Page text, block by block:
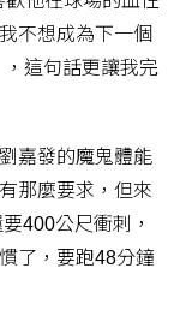
不想成為下一個
這句話更讓我完
嘉發的魔鬼體能
那麼要求，但來
400公尺衝刺，
了，要跑48分鐘